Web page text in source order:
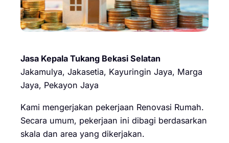
Jasa Kepala Tukang Bekasi Selatan
Jakamulya, Jakasetia, Kayuringin Jaya, Marga
Jaya, Pekayon Jaya
Kami mengerjakan pekerjaan Renovasi Rumah.
Secara umum, pekerjaan ini dibagi berdasarkan
skala dan area yang dikerjakan.